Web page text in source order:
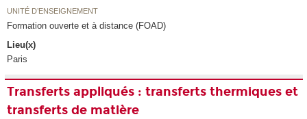
UNITÉ D’ENSEIGNEMENT
Formation ouverte et à distance (FOAD)
Lieu(x)
Paris
Transferts appliqués : transferts thermiques et
transferts de matière